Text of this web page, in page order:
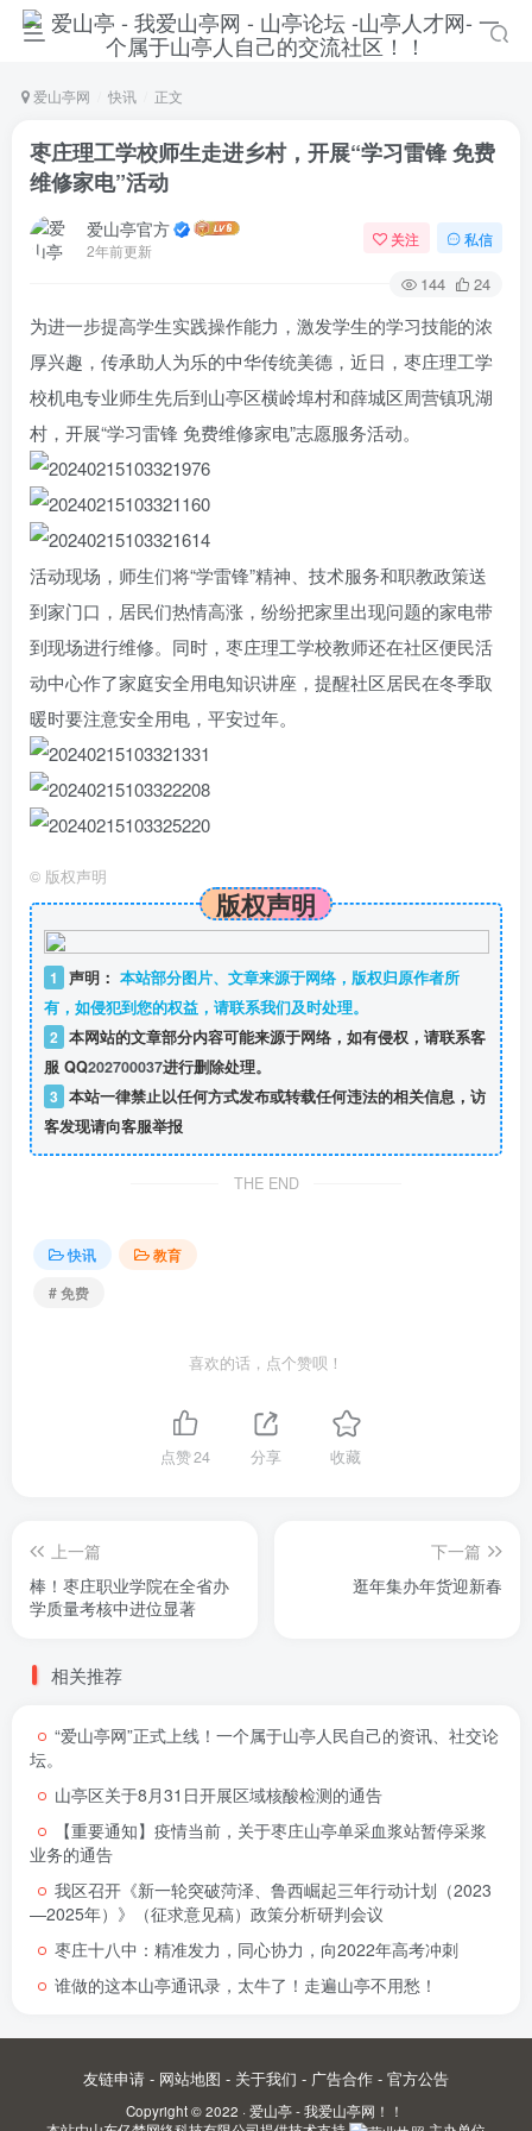
爱山亭网 快讯 正文
枣庄理工学校师生走进乡村，开展“学习雷锋 免费
维修家电”活动
爱山亭官方
2年前更新
关注 私信
144 24
为进一步提高学生实践操作能力，激发学生的学习技能的浓
厚兴趣，传承助人为乐的中华传统美德，近日，枣庄理工学
校机电专业师生先后到山亭区横岭埠村和薛城区周营镇巩湖
村，开展“学习雷锋 免费维修家电”志愿服务活动。
活动现场，师生们将“学雷锋”精神、技术服务和职教政策送
到家门口，居民们热情高涨，纷纷把家里出现问题的家电带
到现场进行维修。同时，枣庄理工学校教师还在社区便民活
动中心作了家庭安全用电知识讲座，提醒社区居民在冬季取
暖时要注意安全用电，平安过年。
© 版权声明
版权声明
1 声明： 本站部分图片、文章来源于网络，版权归原作者所
有，如侵犯到您的权益，请联系我们及时处理。
2 本网站的文章部分内容可能来源于网络，如有侵权，请联系客
服 QQ202700037进行删除处理。
3 本站一律禁止以任何方式发布或转载任何违法的相关信息，访
客发现请向客服举报
THE END
快讯
教育
# 免费
喜欢的话，点个赞呗！
点赞24 分享 收藏
上一篇
棒！枣庄职业学院在全省办
学质量考核中进位显著
下一篇
逛年集办年货迎新春
相关推荐
“爱山亭网”正式上线！一个属于山亭人民自己的资讯、社交论
坛。
山亭区关于8月31日开展区域核酸检测的通告
【重要通知】疫情当前，关于枣庄山亭单采血浆站暂停采浆
业务的通告
我区召开《新一轮突破菏泽、鲁西崛起三年行动计划（2023
—2025年）》（征求意见稿）政策分析研判会议
枣庄十八中：精准发力，同心协力，向2022年高考冲刺
谁做的这本山亭通讯录，太牛了！走遍山亭不用愁！
友链申请 - 网站地图 - 关于我们 - 广告合作 - 官方公告
Copyright © 2022 · 爱山亭 - 我爱山亭网！！